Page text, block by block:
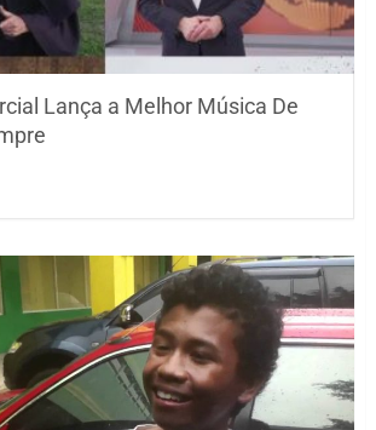
Lança a Melhor Música De